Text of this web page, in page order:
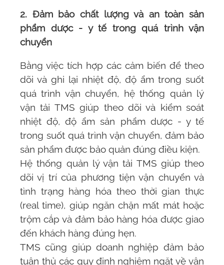
2. Đảm bảo chất lượng và an toàn sản
phẩm dược - y tế trong quá trình vận
chuyển
Bằng việc tích hợp các cảm biến để theo
dõi và ghi lại nhiệt độ, độ ẩm trong suốt
quá trình vận chuyển, hệ thống quản lý
vận tải TMS giúp theo dõi và kiểm soát
nhiệt độ, độ ẩm sản phẩm dược - y tế
trong suốt quá trình vận chuyển, đảm bảo
sản phẩm được bảo quản đúng điều kiện.
Hệ thống quản lý vận tải TMS giúp theo
dõi vị trí của phương tiện vận chuyển và
tình trạng hàng hóa theo thời gian thực
(real time), giúp ngăn chặn mất mát hoặc
trộm cắp và đảm bảo hàng hóa được giao
đến khách hàng đúng hẹn.
TMS cũng giúp doanh nghiệp đảm bảo
tuân thủ các quy định nghiêm ngặt về vận